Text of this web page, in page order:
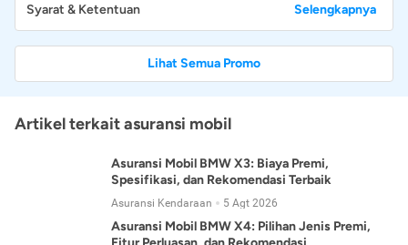
Syarat & Ketentuan Selengkapnya
Lihat Semua Promo
Artikel terkait asuransi mobil
Asuransi Mobil BMW X3: Biaya Premi,
Spesifikasi, dan Rekomendasi Terbaik
Asuransi Kendaraan 5 Agt 2026
Asuransi Mobil BMW X4: Pilihan Jenis Premi,